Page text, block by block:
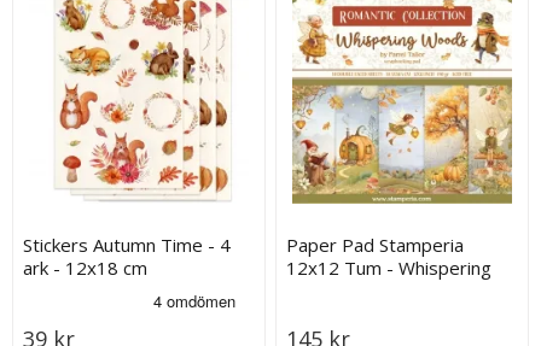
Stickers Autumn Time - 4
ark - 12x18 cm
39 kr
Paper Pad Stamperia
12x12 Tum - Whispering
145 kr